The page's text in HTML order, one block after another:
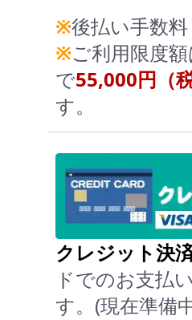
※後払い手数
※ご利用限度
で55,000円（税
す。
クレジット決
ドでのお支払
す。(現在準備